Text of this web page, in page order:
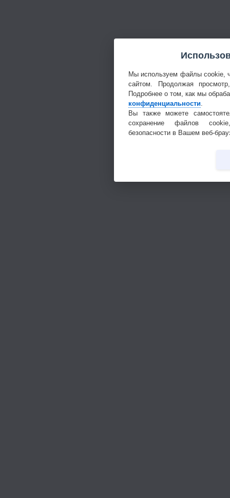
Мы используем файлы cookie,
сайтом. Продолжая
Подробнее о том, как мы
конфиденциальности.
Вы также можете
сохранение файлов
безопасности в Вашем веб-